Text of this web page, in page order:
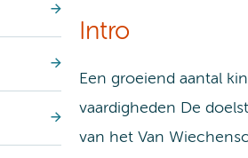
Intro
Een groeiend aantal
vaardigheden De
van het Van